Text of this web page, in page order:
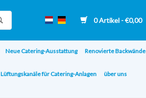
0 Artikel - €0,00
Neue Catering-Ausstattung Renovierte Backwände
Lüftungskanäle für Catering-Anlagen über uns